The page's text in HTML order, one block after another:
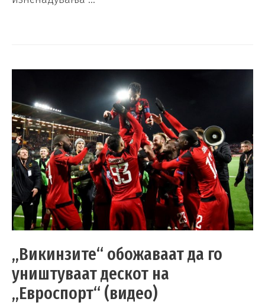
„Викинзите“ обожаваат да го
уништуваат дескот на
„Евроспорт“ (видео)